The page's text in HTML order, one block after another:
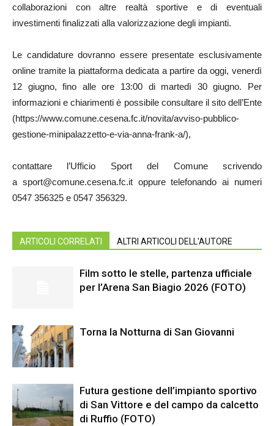
collaborazioni con altre realtà sportive e di eventuali
investimenti finalizzati alla valorizzazione degli impianti.
Le candidature dovranno essere presentate esclusivamente
online tramite la piattaforma dedicata a partire da oggi, venerdì
12 giugno, fino alle ore 13:00 di martedì 30 giugno. Per
informazioni e chiarimenti è possibile consultare il sito dell’Ente
(https://www.comune.cesena.fc.it/novita/avviso-pubblico-
gestione-minipalazzetto-e-via-anna-frank-a/),
contattare l’Ufficio Sport del Comune scrivendo
a sport@comune.cesena.fc.it oppure telefonando ai numeri
0547 356325 e 0547 356329.
ARTICOLI CORRELATI ALTRI ARTICOLI DELL'AUTORE
Film sotto le stelle, partenza ufficiale
per l’Arena San Biagio 2026 (FOTO)
Torna la Notturna di San Giovanni
Futura gestione dell’impianto sportivo
di San Vittore e del campo da calcetto
di Ruffio (FOTO)